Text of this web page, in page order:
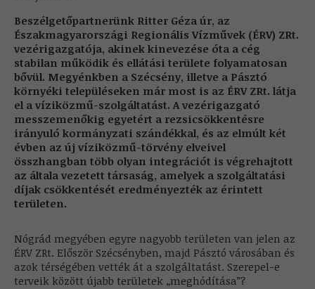
Beszélgetőpartnerünk Ritter Géza úr, az
Északmagyarországi Regionális Vízművek (ÉRV) ZRt.
vezérigazgatója, akinek kinevezése óta a cég
stabilan működik és ellátási területe folyamatosan
bővül. Megyénkben a Szécsény, illetve a Pásztó
környéki településeken már most is az ÉRV ZRt. látja
el a víziközmű-szolgáltatást. A vezérigazgató
messzemenőkig egyetért a rezsicsökkentésre
irányuló kormányzati szándékkal, és az elmúlt két
évben az új víziközmű-törvény elveivel
összhangban több olyan integrációt is végrehajtott
az általa vezetett társaság, amelyek a szolgáltatási
díjak csökkentését eredményezték az érintett
területen.
Nógrád megyében egyre nagyobb területen van jelen az
ÉRV ZRt. Először Szécsényben, majd Pásztó városában és
azok térségében vették át a szolgáltatást. Szerepel-e
terveik között újabb területek „meghódítása”?